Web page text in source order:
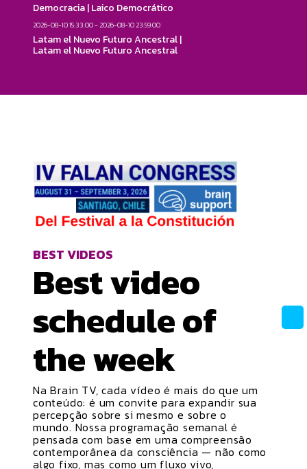
Democracia | Laico Democrático
2026-08-10 15:33:00 - 2026-08-10 23:59:00
Latam el Nuevo Futuro Ancestral |
Latam el Nuevo Futuro Ancestral
BEST VIDEOS
Best video
scheduleof
the week
Na Brain TV, cada vídeo é mais do que um
conteúdo: é um convite para expandir sua
percepção sobre si mesmo e sobre o
mundo. Nossa programação semanal é
pensada com base em uma compreensão
contemporânea da consciência — não como
algo fixo, mas como um fluxo vivo,